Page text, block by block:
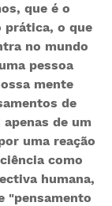
que é o
prática, o que
no mundo
pessoa
mente
de
de um
uma reação
como
humana,
"pensamento